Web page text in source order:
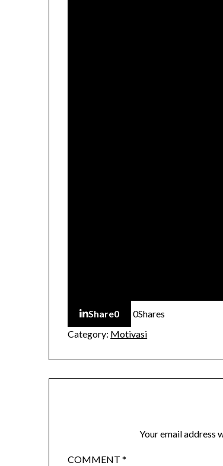
Share0 0Shares
Category: Motivasi
Your email address
COMMENT*